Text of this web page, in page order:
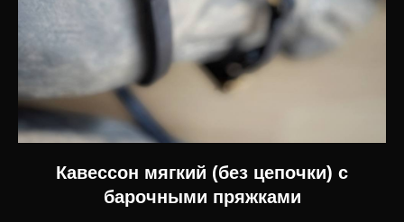
Кавессон мягкий (без цепочки) с
барочными пряжками